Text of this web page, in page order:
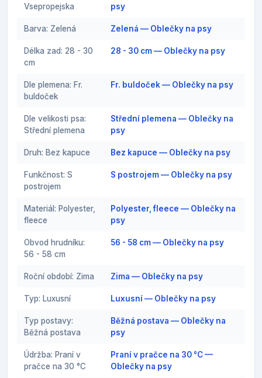
Vsepropejska
psy
Barva: Zelená Zelená — Oblečky na psy
Délka zad: 28 - 30
cm
28 - 30 cm — Oblečky na psy
Dle plemena: Fr.
buldoček
Fr. buldoček — Oblečky na psy
Dle velikosti psa:
Střední plemena
Střední plemena — Oblečky na
psy
Druh: Bez kapuce Bez kapuce — Oblečky na psy
Funkčnost: S
postrojem
S postrojem — Oblečky na psy
Materiál: Polyester,
fleece
Polyester, fleece — Oblečky na
psy
Obvod hrudníku:
56 - 58 cm
56 - 58 cm — Oblečky na psy
Roční období: Zima Zima — Oblečky na psy
Typ: Luxusní Luxusní — Oblečky na psy
Typ postavy:
Běžná postava
Běžná postava — Oblečky na
psy
Údržba: Praní v
pračce na 30 °C
Praní v pračce na 30 °C —
Oblečky na psy